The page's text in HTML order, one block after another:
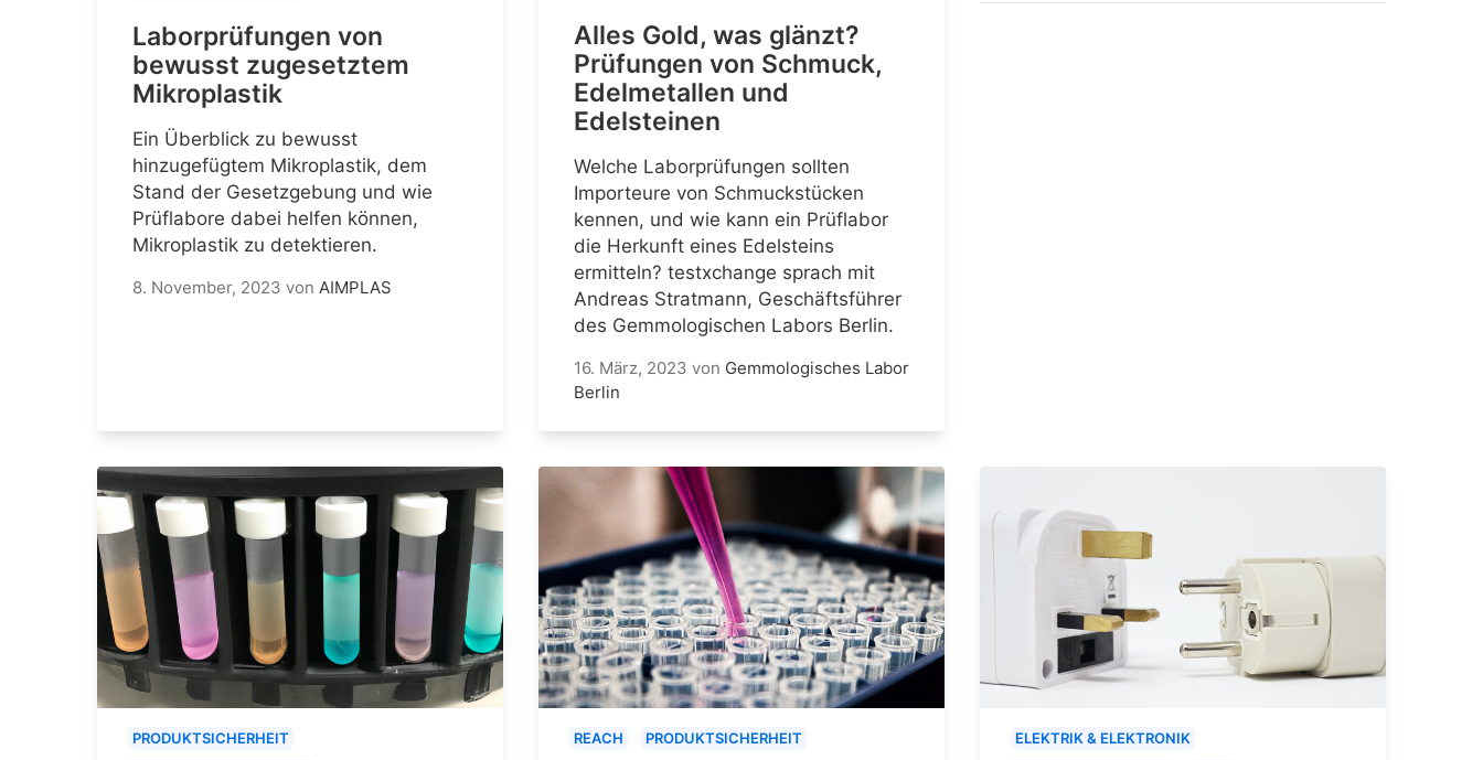
Laborprüfungen von
bewusst zugesetztem
Mikroplastik
Ein Überblick zu bewusst
hinzugefügtem Mikroplastik, dem
Stand der Gesetzgebung und wie
Prüflabore dabei helfen können,
Mikroplastik zu detektieren.
8. November, 2023 von AIMPLAS
Alles Gold, was glänzt?
Prüfungen von Schmuck,
Edelmetallen und
Edelsteinen
Welche Laborprüfungen sollten
Importeure von Schmuckstücken
kennen, und wie kann ein Prüflabor
die Herkunft eines Edelsteins
ermitteln? testxchange sprach mit
Andreas Stratmann, Geschäftsführer
des Gemmologischen Labors Berlin.
16. März, 2023 von Gemmologisches Labor
Berlin
PRODUKTSICHERHEIT
REACH PRODUKTSICHERHEIT
ELEKTRIK & ELEKTRONIK